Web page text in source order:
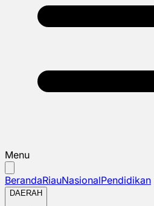
Menu
BerandaRiauNasionalPendidikan
DAERAH